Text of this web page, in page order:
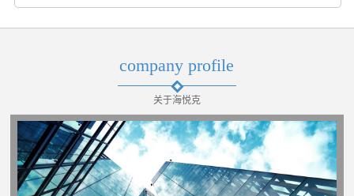
company profile
关于海悦克